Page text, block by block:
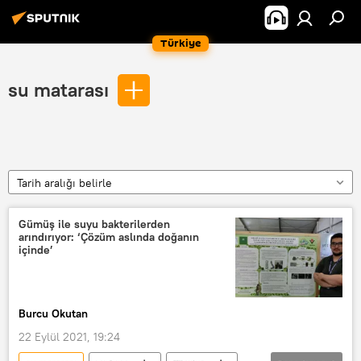
Türkiye
su matarası
Tarih aralığı belirle
Gümüş ile suyu bakterilerden
arındırıyor: ‘Çözüm aslında doğanın
içinde’
Burcu Okutan
22 Eylül 2021, 19:24